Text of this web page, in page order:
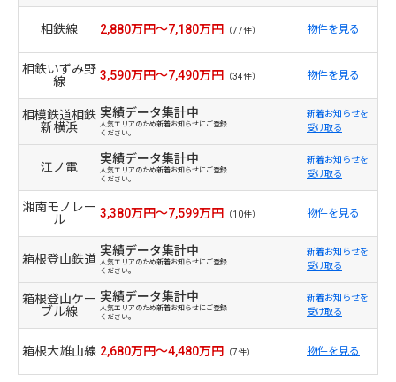
相鉄線 2,880万円～7,180万円 （77件） 物件を見る
相鉄いずみ野
線
3,590万円～7,490万円 （34件） 物件を見る
相模鉄道相鉄
新横浜
実績データ集計中
人気エリアのため新着お知らせにご登録
ください。
新着お知らせを
受け取る
江ノ電
実績データ集計中
人気エリアのため新着お知らせにご登録
ください。
新着お知らせを
受け取る
湘南モノレー
ル
3,380万円～7,599万円 （10件） 物件を見る
箱根登山鉄道
実績データ集計中
人気エリアのため新着お知らせにご登録
ください。
新着お知らせを
受け取る
箱根登山ケー
ブル線
実績データ集計中
人気エリアのため新着お知らせにご登録
ください。
新着お知らせを
受け取る
箱根大雄山線 2,680万円～4,480万円 （7件） 物件を見る